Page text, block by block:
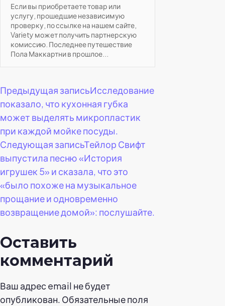
Если вы приобретаете товар или
услугу, прошедшие независимую
проверку, по ссылке на нашем сайте,
Variety может получить партнерскую
комиссию. Последнее путешествие
Пола Маккартни в прошлое...
Навигация
по
записям
Предыдущая записьИсследование
показало, что кухонная губка
может выделять микропластик
при каждой мойке посуды.
Следующая записьТейлор Свифт
выпустила песню «История
игрушек 5» и сказала, что это
«было похоже на музыкальное
прощание и одновременно
возвращение домой»: послушайте.
Оставить
комментарий
Ваш адрес email не будет
опубликован. Обязательные поля